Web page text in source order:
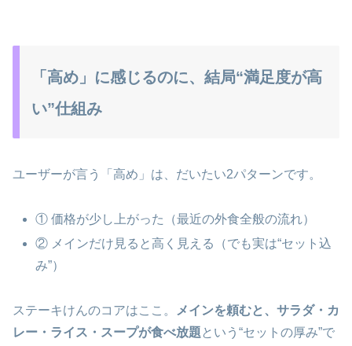
「高め」に感じるのに、結局“満足度が高
い”仕組み
ユーザーが言う「高め」は、だいたい2パターンです。
① 価格が少し上がった（最近の外食全般の流れ）
② メインだけ見ると高く見える（でも実は“セット込
み”）
ステーキけんのコアはここ。
メインを頼むと、サラダ・カ
レー・ライス・スープが食べ放題 という“セットの厚み”で